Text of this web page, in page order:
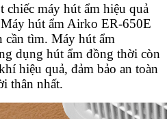
chiếc máy hút ẩm hiệu quả
hút ẩm Airko ER-650E
cần tìm. Máy hút ẩm
dụng hút ẩm đồng thời còn
hiệu quả, đảm bảo an toàn
thân nhất.